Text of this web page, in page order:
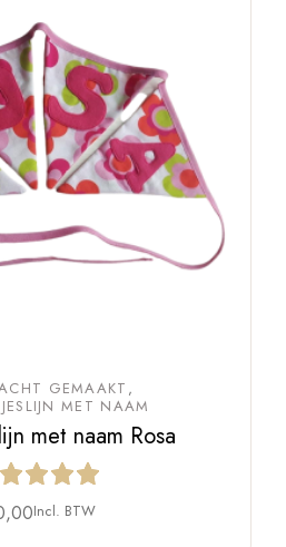
GEMAAKT
MET NAAM
met naam Rosa
Incl. BTW